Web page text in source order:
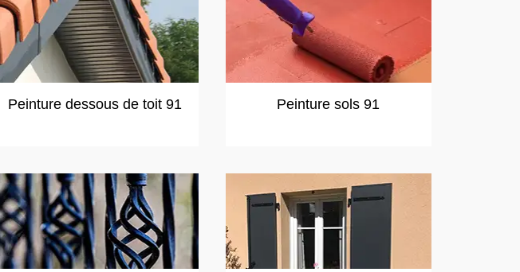
Peinture dessous de toit 91 Peinture sols 91